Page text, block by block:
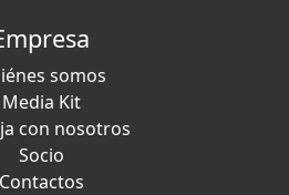
somos
Media Kit
con nosotros
Socio
Contactos